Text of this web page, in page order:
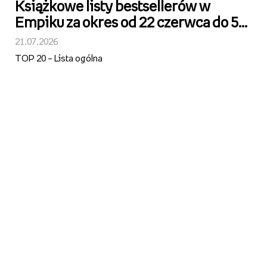
Książkowe listy bestsellerów w
Empiku za okres od 22 czerwca do 5
lipca 2026 r.
21.07.2026
TOP 20 – Lista ogólna